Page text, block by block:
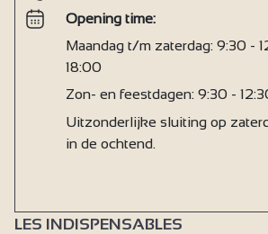
Opening time:
Maandag t/m zaterdag: 9:30 -
18:00
Zon- en feestdagen: 9:30 -
Uitzonderlijke sluiting op
in de ochtend.
LES INDISPENSABLES